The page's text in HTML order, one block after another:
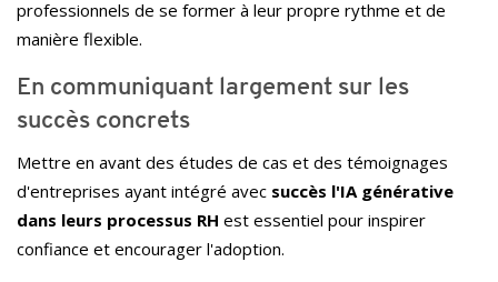
professionnels de se former à leur propre rythme et de
manière flexible.
En communiquant largement sur les
succès concrets
Mettre en avant des études de cas et des témoignages
d'entreprises ayant intégré avec succès l'IA générative
dans leurs processus RH est essentiel pour inspirer
confiance et encourager l'adoption.